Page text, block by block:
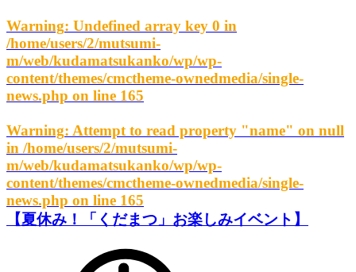
Warning: Undefined array key 0 in
/home/users/2/mutsumi-
m/web/kudamatsukanko/wp/wp-
content/themes/cmctheme-ownedmedia/single-
news.php on line 165
Warning: Attempt to read property "name" on null
in /home/users/2/mutsumi-
m/web/kudamatsukanko/wp/wp-
content/themes/cmctheme-ownedmedia/single-
news.php on line 165
【夏休み！「くだまつ」お楽しみイベント】